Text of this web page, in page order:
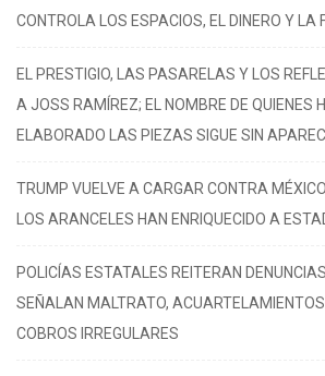
CONTROLA LOS ESPACIOS, EL DINERO Y LA
EL PRESTIGIO, LAS PASARELAS Y LOS
A JOSS RAMÍREZ; EL NOMBRE DE QUIENES
ELABORADO LAS PIEZAS SIGUE SIN
TRUMP VUELVE A CARGAR CONTRA
LOS ARANCELES HAN ENRIQUECIDO A
POLICÍAS ESTATALES REITERAN
SEÑALAN MALTRATO,
COBROS IRREGULARES